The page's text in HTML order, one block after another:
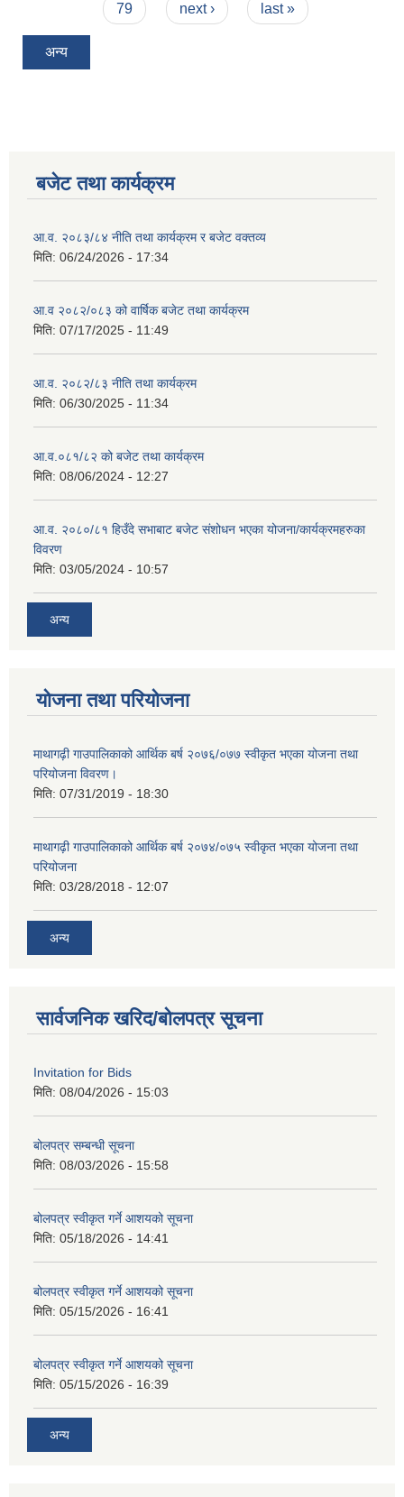
79 next › last »
अन्य
बजेट तथा कार्यक्रम
आ.व. २०८३/८४ नीति तथा कार्यक्रम र बजेट वक्तव्य
मिति: 06/24/2026 - 17:34
आ.व २०८२/०८३ को वार्षिक बजेट तथा कार्यक्रम
मिति: 07/17/2025 - 11:49
आ.व. २०८२/८३ नीति तथा कार्यक्रम
मिति: 06/30/2025 - 11:34
आ.व.०८१/८२ को बजेट तथा कार्यक्रम
मिति: 08/06/2024 - 12:27
आ.व. २०८०/८१ हिउँदे सभाबाट बजेट संशोधन भएका योजना/कार्यक्रमहरुका
विवरण
मिति: 03/05/2024 - 10:57
अन्य
योजना तथा परियोजना
माथागढ़ी गाउपालिकाको आर्थिक बर्ष २०७६/०७७ स्वीकृत भएका योजना तथा
परियोजना विवरण।
मिति: 07/31/2019 - 18:30
माथागढ़ी गाउपालिकाको आर्थिक बर्ष २०७४/०७५ स्वीकृत भएका योजना तथा
परियोजना
मिति: 03/28/2018 - 12:07
अन्य
सार्वजनिक खरिद/बोलपत्र सूचना
Invitation for Bids
मिति: 08/04/2026 - 15:03
बोलपत्र सम्बन्धी सूचना
मिति: 08/03/2026 - 15:58
बोलपत्र स्वीकृत गर्ने आशयको सूचना
मिति: 05/18/2026 - 14:41
बोलपत्र स्वीकृत गर्ने आशयको सूचना
मिति: 05/15/2026 - 16:41
बोलपत्र स्वीकृत गर्ने आशयको सूचना
मिति: 05/15/2026 - 16:39
अन्य